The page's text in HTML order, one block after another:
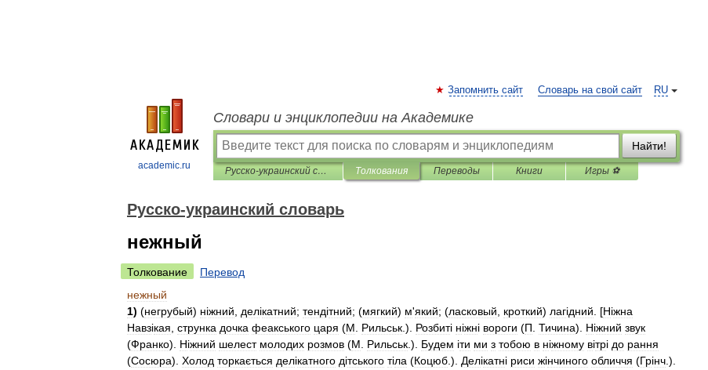
academic.ru
RU
Запомнить сайт Словарь на свой сайт
Словари и энциклопедии на Академике
Найти!
Русско-украинский словарь Толкования Переводы Книги Игры ⚽
Русско-украинский словарь
нежный
Толкование
Перевод
нежный
1) (негрубый) ніжний делікатний; тендітний; (мягкий) м'який; (ласковый кроткий) лагідний . [Ніжна
Навзікая струнка дочка феакського царя (М Рильськ .). Розбиті ніжні вороги (П Тичина). Ніжний звук
(Франко). Ніжний шелест молодих розмов (М Рильськ .). Будем іти ми з тобою в ніжному вітрі до рання
(Сосюра). Холод торкається делікатного дітського тіла (Коцюб .). Делікатні риси жінчиного обличчя (Грінч .).